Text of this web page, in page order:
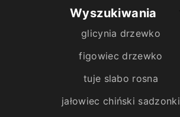
Wyszukiwania
glicynia drzewko
figowiec drzewko
tuje slabo rosna
jałowiec chiński sadzonki